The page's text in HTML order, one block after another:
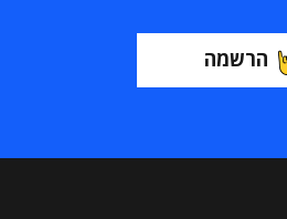
הרשמה